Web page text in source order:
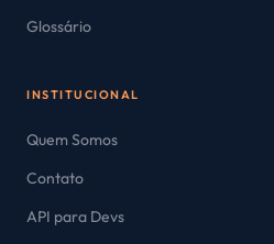
Glossário
INSTITUCIONAL
Quem Somos
Contato
API para Devs